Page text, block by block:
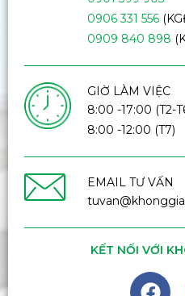
0906 331 556
0909 840 898
GIỜ LÀM VIỆC
8:00 -17:00 (T2-
8:00 -12:00 (T7)
EMAIL TƯ VẤN
KẾT NỐI VỚI